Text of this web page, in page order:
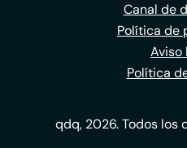
Canal de
Política de
Aviso
Política
qdq, 2026. Todos los